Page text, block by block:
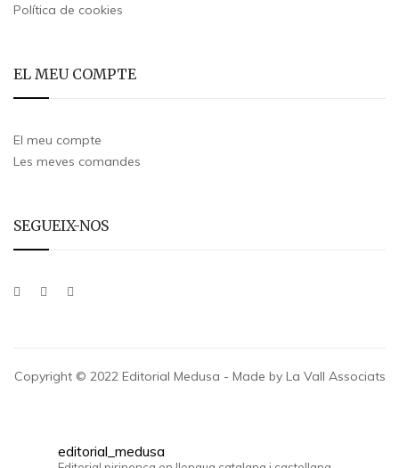
Política de cookies
EL MEU COMPTE
El meu compte
Les meves comandes
SEGUEIX-NOS
Copyright © 2022 Editorial Medusa - Made by La Vall Associats
editorial_medusa